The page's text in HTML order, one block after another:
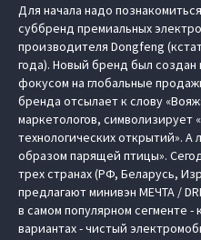
Для начала надо
суббренд премиальных
производителя Dongfeng
года). Новый бренд был создан
фокусом на глобальные
бренда отсылает к слову
маркетологов, символизирует
технологических открытий». А
образом парящей птицы».
трех странах (РФ, Беларусь,
предлагают минивэн МЕЧТА /
в самом популярном сегменте -
вариантах - чистый